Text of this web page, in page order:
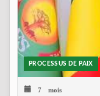
PROCESSUS DE PAIX
7 mois